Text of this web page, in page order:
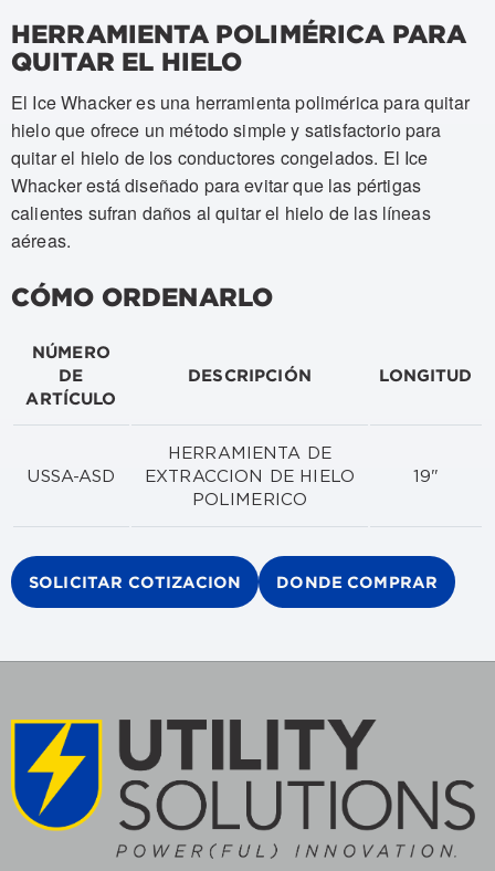
HERRAMIENTA POLIMÉRICA PARA
QUITAR EL HIELO
El Ice Whacker es una herramienta polimérica para quitar
hielo que ofrece un método simple y satisfactorio para
quitar el hielo de los conductores congelados. El Ice
Whacker está diseñado para evitar que las pértigas
calientes sufran daños al quitar el hielo de las líneas
aéreas.
CÓMO ORDENARLO
NÚMERO
DE
ARTÍCULO
DESCRIPCIÓN LONGITUD
USSA-ASD
HERRAMIENTA DE
EXTRACCION DE HIELO
POLIMERICO
19"
SOLICITAR COTIZACION DONDE COMPRAR